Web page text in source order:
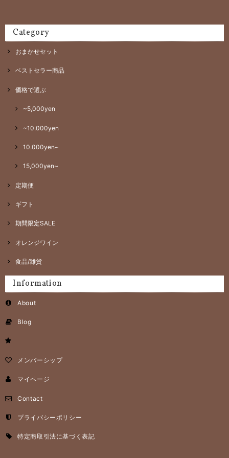
Category
おまかせセット
ベストセラー商品
価格で選ぶ
~5,000yen
~10.000yen
10.000yen~
15,000yen~
定期便
ギフト
期間限定SALE
オレンジワイン
食品/雑貨
Information
About
Blog
メンバーシップ
マイページ
Contact
プライバシーポリシー
特定商取引法に基づく表記